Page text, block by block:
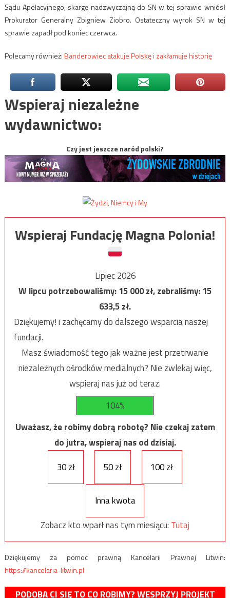
Sądu Apelacyjnego, skargę nadzwyczajną do SN w tej sprawie wniósł
Prokurator Generalny Zbigniew Ziobro. Ostateczny wyrok SN w tej
sprawie zapadł pod koniec czerwca.
Polecamy również:Banderowiec atakuje Polskę i zakłamuje historię
Wspieraj niezależne
wydawnictwo:
Czy jest jeszcze naród polski?
Wspieraj Fundację Magna Polonia!
Lipiec 2026
W lipcu potrzebowaliśmy:15 000zł, zebraliśmy:15
633,5zł.
Dziękujemy! i zachęcamy do dalszego wsparcia naszej
fundacji.
Masz świadomość tego jak ważne jest przetrwanie
niezależnych ośrodków medialnych? Nie zwlekaj więc,
wspieraj nas już od teraz.
104%
Uważasz, że robimy dobrą robotę? Nie czekaj zatem
do jutra, wspieraj nas od dzisiaj.
30 zł
50 zł 100 zł
Inna kwota
Zobacz kto wparł nas tym miesiącu: Tutaj
Dziękujemy za pomoc prawną Kancelarii Prawnej Litwin:
https://kancelaria-litwin.pl
PODOBA CI SIĘ TO CO ROBIMY? WESPRZYJ PROJEKT